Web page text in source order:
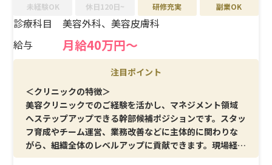
未経験OK 休日120日~ 研修充実 副業OK
診療科目
美容外科、美容皮膚科
給与
月給40万円～
注目ポイント
＜クリニックの特徴＞
美容クリニックでのご経験を活かし、マネジメント領域
へステップアップできる幹部候補ポジションです。スタッ
フ育成やチーム運営、業務改善などに主体的に関わりな
がら、組織全体のレベルアップに貢献できます。現場経験
を次のキャリアへ繋げたい方に最適です。